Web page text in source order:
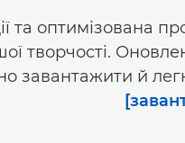
та оптимізована
творчості.
завантажити й